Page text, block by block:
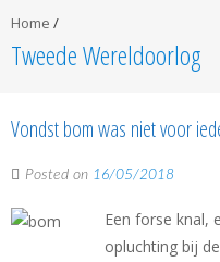
Home /
Tweede Wereldoorlog
Vondst bom was niet voor
Posted on 16/05/2018
Een forse knal,
opluchting bij